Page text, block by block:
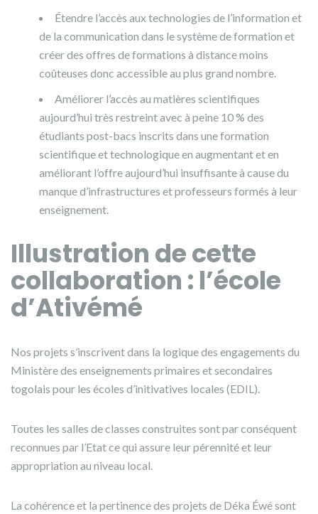
Étendre l’accès aux technologies de l’information et
de la communication dans le système de formation et
créer des offres de formations à distance moins
coûteuses donc accessible au plus grand nombre.
Améliorer l’accès au matières scientifiques
aujourd’hui très restreint avec à peine 10 % des
étudiants post-bacs inscrits dans une formation
scientifique et technologique en augmentant et en
améliorant l’offre aujourd’hui insuffisante à cause du
manque d’infrastructures et professeurs formés à leur
enseignement.
Illustration de cette
collaboration : l’école
d’Ativémé
Nos projets s’inscrivent dans la logique des engagements du
Ministère des enseignements primaires et secondaires
togolais pour les écoles d’initivatives locales (EDIL).
Toutes les salles de classes construites sont par conséquent
reconnues par l’Etat ce qui assure leur pérennité et leur
appropriation au niveau local.
La cohérence et la pertinence des projets de Déka Éwé sont